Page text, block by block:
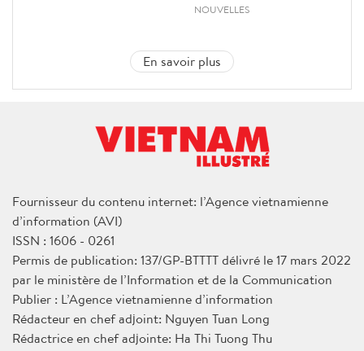
NOUVELLES
En savoir plus
Fournisseur du contenu internet: l’Agence vietnamienne
d’information (AVI)
ISSN : 1606 - 0261
Permis de publication: 137/GP-BTTTT délivré le 17 mars 2022
par le ministère de l’Information et de la Communication
Publier : L’Agence vietnamienne d’information
Rédacteur en chef adjoint: Nguyen Tuan Long
Rédactrice en chef adjointe: Ha Thi Tuong Thu